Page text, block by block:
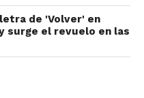
de 'Volver' en
surge el revuelo en las